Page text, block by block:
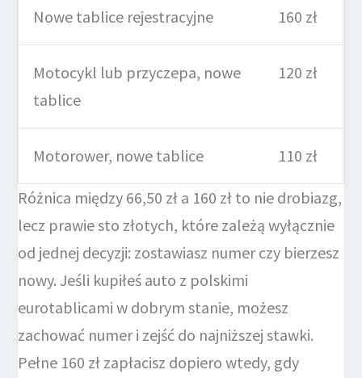
Nowe tablice rejestracyjne 160 zł
Motocykl lub przyczepa, nowe
tablice
120 zł
Motorower, nowe tablice 110 zł
Różnica między 66,50 zł a 160 zł to nie drobiazg,
lecz prawie sto złotych, które zależą wyłącznie
od jednej decyzji: zostawiasz numer czy bierzesz
nowy. Jeśli kupiłeś auto z polskimi
eurotablicami w dobrym stanie, możesz
zachować numer i zejść do najniższej stawki.
Pełne 160 zł zapłacisz dopiero wtedy, gdy